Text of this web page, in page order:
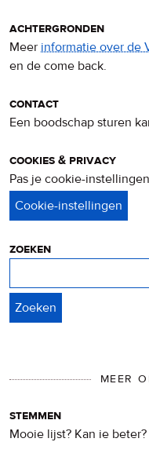
achtergronden
Meer informatie over de
en de come back.
contact
Een boodschap sturen
cookies & privacy
Pas je cookie-
zoeken
MEER
stemmen
Mooie lijst? Kan ie beter?